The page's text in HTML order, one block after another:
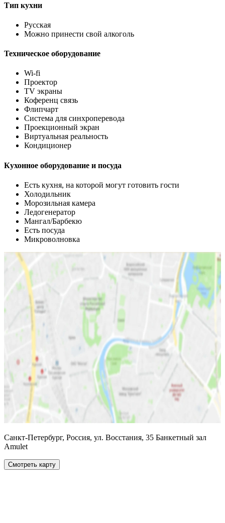
Тип кухни
Русская
Можно принести свой алкоголь
Техническое оборудование
Wi-fi
Проектор
TV экраны
Коференц связь
Флипчарт
Система для синхроперевода
Проекционный экран
Виртуальная реальность
Кондиционер
Кухонное оборудование и посуда
Есть кухня, на которой могут готовить гости
Холодильник
Морозильная камера
Ледогенератор
Мангал/Барбекю
Есть посуда
Микроволновка
Санкт-Петербург, Россия, ул. Восстания, 35 Банкетный зал
Amulet
Смотреть карту